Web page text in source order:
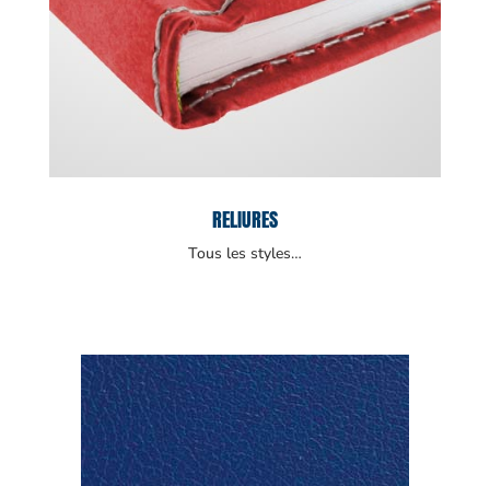
RELIURES
Tous les styles…